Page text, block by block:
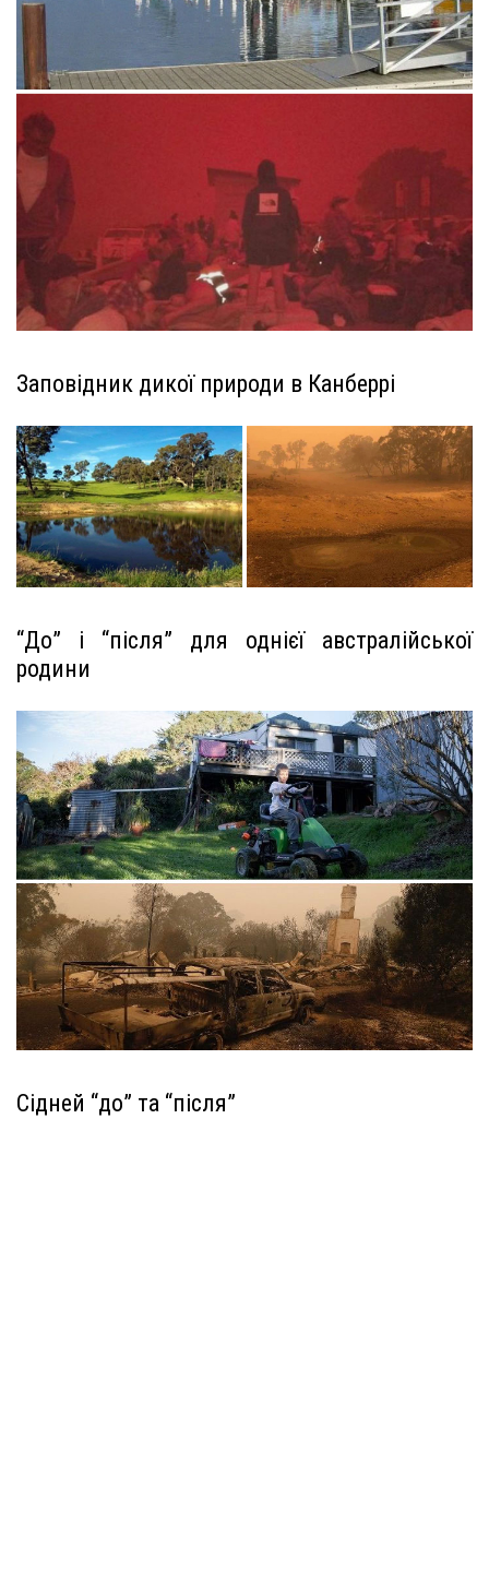
Заповідник дикої природи в Канберрі
“До” і “після” для однієї австралійської
родини
Сідней “до” та “після”